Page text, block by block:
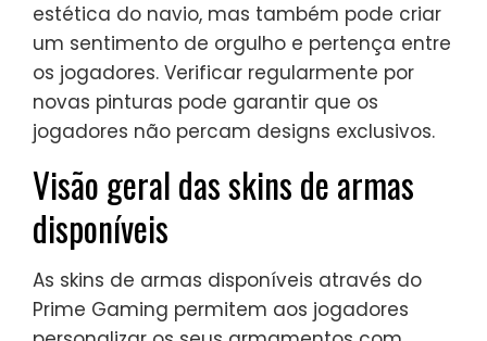
estética do navio, mas também pode criar
um sentimento de orgulho e pertença entre
os jogadores. Verificar regularmente por
novas pinturas pode garantir que os
jogadores não percam designs exclusivos.
Visão geral das skins de armas
disponíveis
As skins de armas disponíveis através do
Prime Gaming permitem aos jogadores